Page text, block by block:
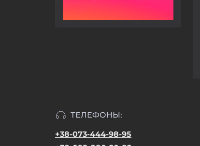
ТЕЛЕФОНЫ:
+38-073-444-98-95